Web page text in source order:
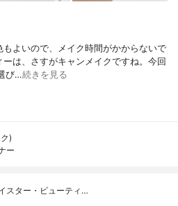
よいので、メイク時間がかからないで
は、さすがキャンメイクですね。今回
び…続きを見る
)
ー
スター・ビューティ…